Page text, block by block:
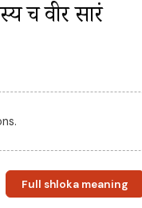
च वीर सारं
Full shloka meaning